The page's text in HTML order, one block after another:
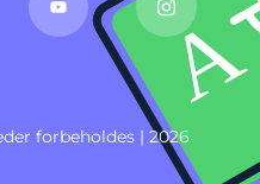
forbeholdes | 2026